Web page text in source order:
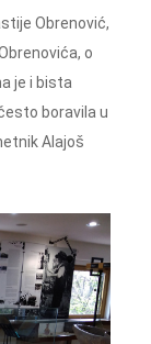
Obrenović,
o
je i bista
boravila u
Alajoš